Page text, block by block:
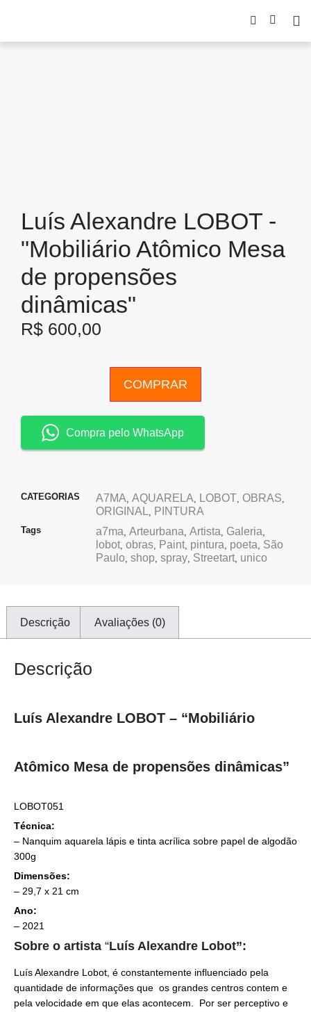
Luís Alexandre LOBOT -
"Mobiliário Atômico Mesa
de propensões
dinâmicas"
R$ 600,00
COMPRAR
Compra pelo WhatsApp
CATEGORIAS A7MA, AQUARELA, LOBOT, OBRAS,
ORIGINAL, PINTURA
Tags a7ma, Arteurbana, Artista, Galeria,
lobot, obras, Paint, pintura, poeta, São
Paulo, shop, spray, Streetart, unico
Descrição Avaliações (0)
Descrição
Luís Alexandre LOBOT – “Mobiliário
Atômico Mesa de propensões dinâmicas”
LOBOT051
Técnica:
– Nanquim aquarela lápis e tinta acrílica sobre papel de algodão
300g
Dimensões:
– 29,7 x 21 cm
Ano:
– 2021
Sobre o artista “Luís Alexandre Lobot”:
Luís Alexandre Lobot, é constantemente influenciado pela
quantidade de informações que os grandes centros contem e
pela velocidade em que elas acontecem. Por ser perceptivo e